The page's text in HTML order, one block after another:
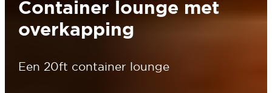
Container lounge met
overkapping
Een 20ft container lounge